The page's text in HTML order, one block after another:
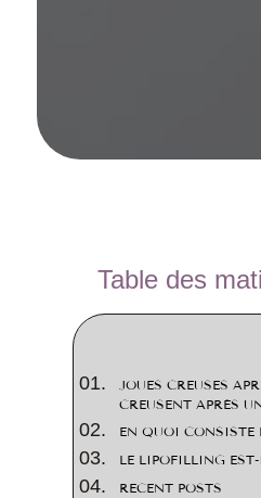
Table des
JOUES CREUSES
CREUSENT APRÈS
EN QUOI CONSISTE
LE LIPOFILLING
RECENT POSTS